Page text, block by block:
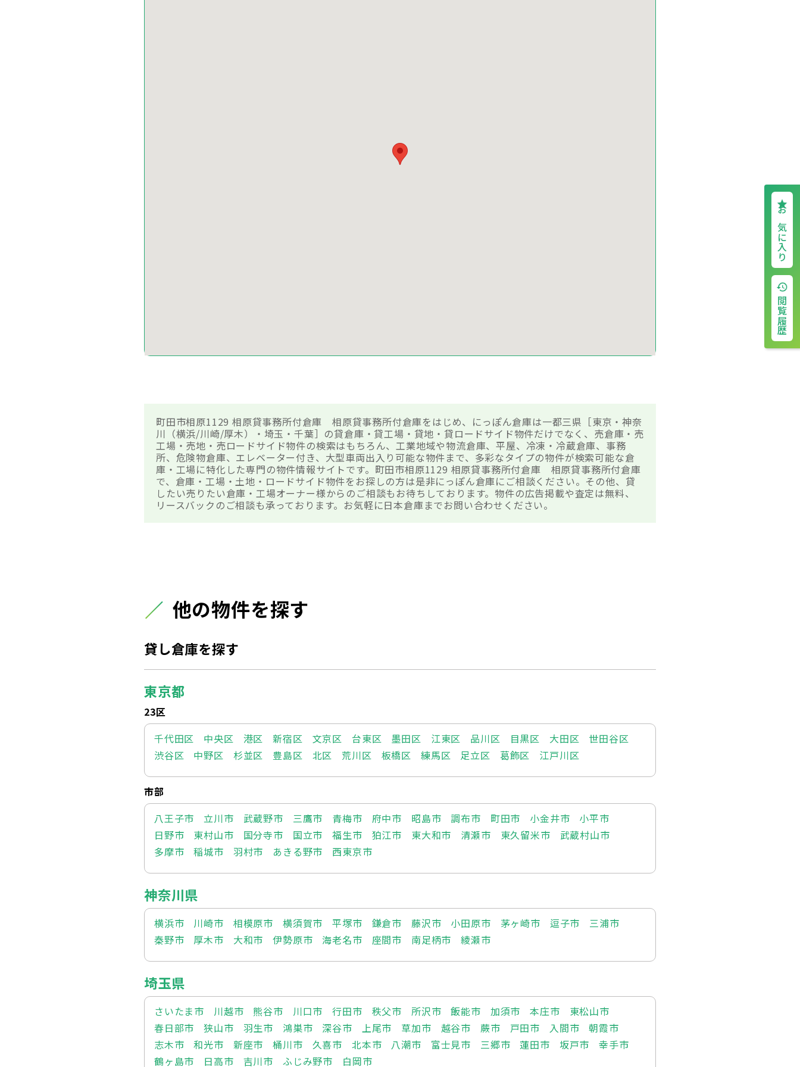
お気に入り
閲覧履歴
町田市相原1129 相原貸事務所付倉庫 相原貸事務所付倉庫をはじめ、にっぽん倉庫は一都三県［東京・神奈
川（横浜/川崎/厚木）・埼玉・千葉］の貸倉庫・貸工場・貸地・貸ロードサイド物件だけでなく、売倉庫・売
工場・売地・売ロードサイド物件の検索はもちろん、工業地域や物流倉庫、平屋、冷凍・冷蔵倉庫、事務
所、危険物倉庫、エレベーター付き、大型車両出入り可能な物件まで、多彩なタイプの物件が検索可能な倉
庫・工場に特化した専門の物件情報サイトです。町田市相原1129 相原貸事務所付倉庫 相原貸事務所付倉庫
で、倉庫・工場・土地・ロードサイド物件をお探しの方は是非にっぽん倉庫にご相談ください。その他、貸
したい売りたい倉庫・工場オーナー様からのご相談もお待ちしております。物件の広告掲載や査定は無料、
リースバックのご相談も承っております。お気軽に日本倉庫までお問い合わせください。
他の物件を探す
貸し倉庫を探す
東京都
23区
千代田区
中央区 港区 新宿区 文京区 台東区 墨田区 江東区 品川区 目黒区 大田区
世田谷区
渋谷区
中野区 杉並区 豊島区 北区 荒川区 板橋区 練馬区 足立区 葛飾区 江戸川区
市部
八王子市
立川市 武蔵野市 三鷹市 青梅市 府中市 昭島市 調布市 町田市 小金井市
小平市
日野市
東村山市 国分寺市 国立市 福生市 狛江市 東大和市 清瀬市 東久留米市
武蔵村山市
多摩市
稲城市 羽村市 あきる野市 西東京市
神奈川県
横浜市 川崎市 相模原市 横須賀市 平塚市 鎌倉市 藤沢市 小田原市 茅ヶ崎市 逗子市
三浦市
秦野市
厚木市 大和市 伊勢原市 海老名市 座間市 南足柄市 綾瀬市
埼玉県
さいたま市 川越市 熊谷市 川口市 行田市 秩父市 所沢市 飯能市 加須市 本庄市
東松山市
春日部市
狭山市 羽生市 鴻巣市 深谷市 上尾市 草加市 越谷市 蕨市 戸田市 入間市
朝霞市
志木市
和光市 新座市 桶川市 久喜市 北本市 八潮市 富士見市 三郷市 蓮田市 坂戸市
幸手市
鶴ヶ島市
日高市 吉川市 ふじみ野市 白岡市